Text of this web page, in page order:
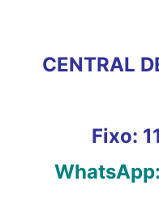
CENTRAL
Fixo:
WhatsApp: